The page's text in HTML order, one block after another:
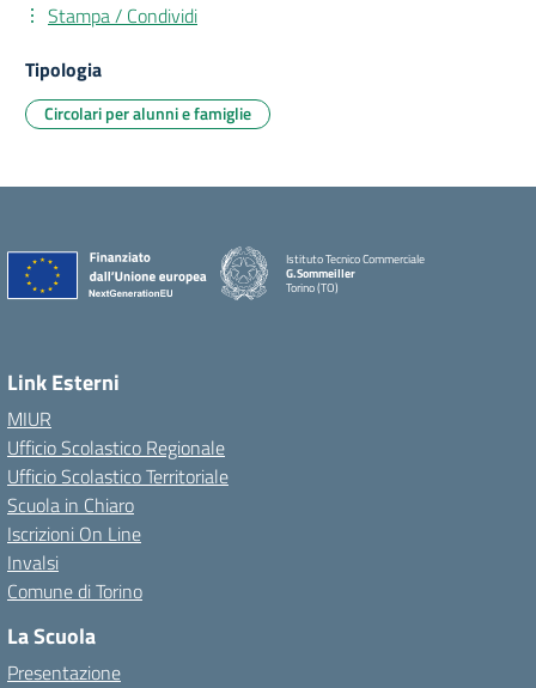
Stampa / Condividi
Tipologia
Circolari per alunni e famiglie
Istituto Tecnico Commerciale
G.Sommeiller
Torino (TO)
Link Esterni
MIUR
Ufficio Scolastico Regionale
Ufficio Scolastico Territoriale
Scuola in Chiaro
Iscrizioni On Line
Invalsi
Comune di Torino
La Scuola
Presentazione